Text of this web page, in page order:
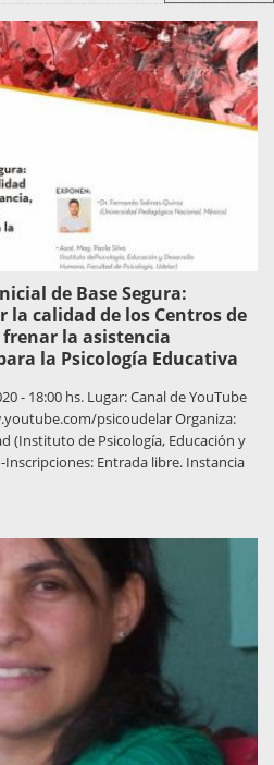
de Base Segura:
la calidad de los Centros de
la asistencia
la Psicología Educativa
- 18:00 hs. Lugar: Canal de YouTube
psicoudelar Organiza:
(Instituto de Psicología, Educación y
Entrada libre. Instancia